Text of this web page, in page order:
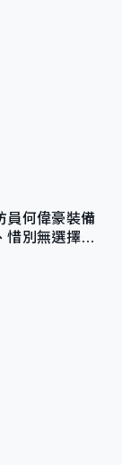
員何偉豪裝備
別無選擇下